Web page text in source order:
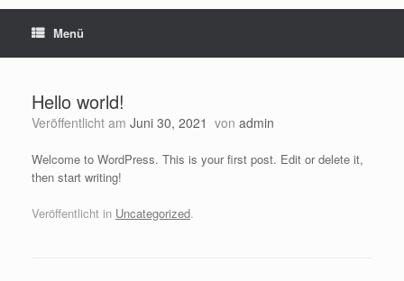
Menü
Hello world!
Veröffentlicht am Juni 30, 2021 von admin
Welcome to WordPress. This is your first post. Edit or delete it,
then start writing!
Veröffentlicht in Uncategorized.